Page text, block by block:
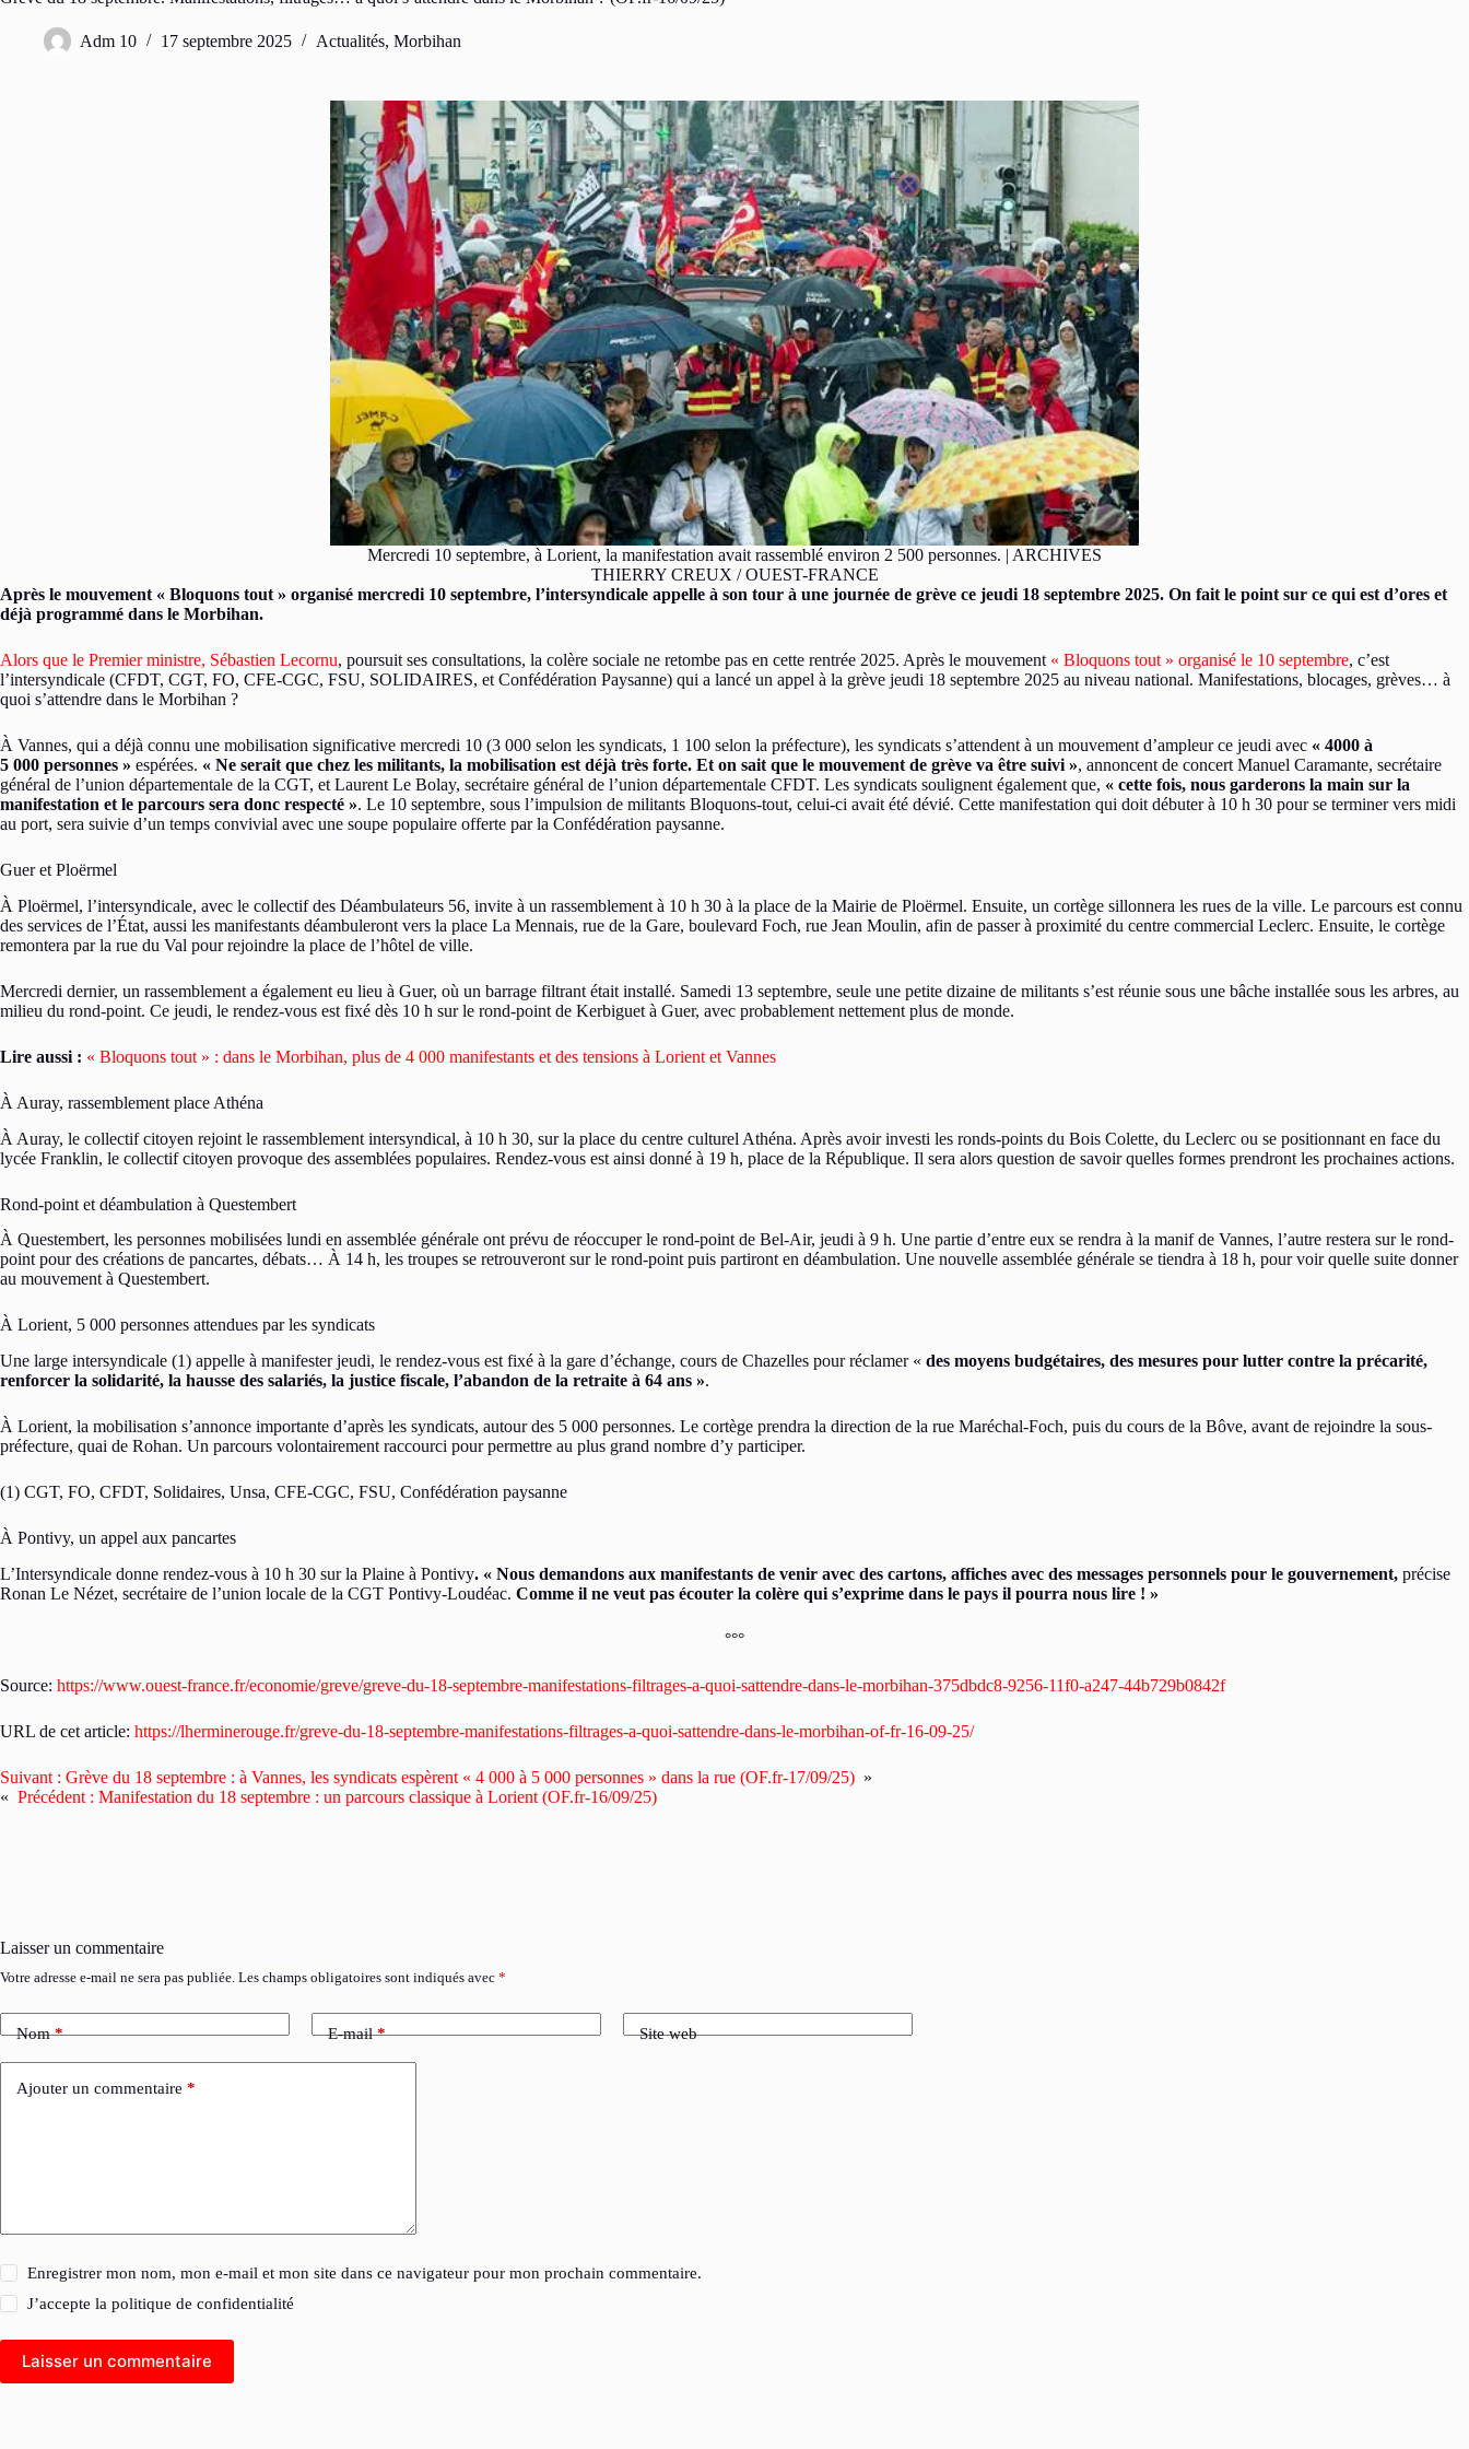
Adm 10 17 septembre 2025 Actualités, Morbihan
Mercredi 10 septembre, à Lorient, la manifestation avait rassemblé environ 2 500 personnes. | ARCHIVES
THIERRY CREUX / OUEST-FRANCE
Après le mouvement « Bloquons tout » organisé mercredi 10 septembre, l’intersyndicale appelle à son tour à une journée de grève ce jeudi 18 septembre 2025. On fait le point sur ce qui est d’ores et
déjà programmé dans le Morbihan.
Alors que le Premier ministre, Sébastien Lecornu, poursuit ses consultations, la colère sociale ne retombe pas en cette rentrée 2025. Après le mouvement « Bloquons tout » organisé le 10 septembre, c’est
l’intersyndicale (CFDT, CGT, FO, CFE-CGC, FSU, SOLIDAIRES, et Confédération Paysanne) qui a lancé un appel à la grève jeudi 18 septembre 2025 au niveau national. Manifestations, blocages, grèves… à
quoi s’attendre dans le Morbihan ?
À Vannes, qui a déjà connu une mobilisation significative mercredi 10 (3 000 selon les syndicats, 1 100 selon la préfecture), les syndicats s’attendent à un mouvement d’ampleur ce jeudi avec « 4000 à
5 000 personnes » espérées. « Ne serait que chez les militants, la mobilisation est déjà très forte. Et on sait que le mouvement de grève va être suivi », annoncent de concert Manuel Caramante, secrétaire
général de l’union départementale de la CGT, et Laurent Le Bolay, secrétaire général de l’union départementale CFDT. Les syndicats soulignent également que, « cette fois, nous garderons la main sur la
manifestation et le parcours sera donc respecté ». Le 10 septembre, sous l’impulsion de militants Bloquons-tout, celui-ci avait été dévié. Cette manifestation qui doit débuter à 10 h 30 pour se terminer vers midi
au port, sera suivie d’un temps convivial avec une soupe populaire offerte par la Confédération paysanne.
Guer et Ploërmel
À Ploërmel, l’intersyndicale, avec le collectif des Déambulateurs 56, invite à un rassemblement à 10 h 30 à la place de la Mairie de Ploërmel. Ensuite, un cortège sillonnera les rues de la ville. Le parcours est connu
des services de l’État, aussi les manifestants déambuleront vers la place La Mennais, rue de la Gare, boulevard Foch, rue Jean Moulin, afin de passer à proximité du centre commercial Leclerc. Ensuite, le cortège
remontera par la rue du Val pour rejoindre la place de l’hôtel de ville.
Mercredi dernier, un rassemblement a également eu lieu à Guer, où un barrage filtrant était installé. Samedi 13 septembre, seule une petite dizaine de militants s’est réunie sous une bâche installée sous les arbres, au
milieu du rond-point. Ce jeudi, le rendez-vous est fixé dès 10 h sur le rond-point de Kerbiguet à Guer, avec probablement nettement plus de monde.
Lire aussi : « Bloquons tout » : dans le Morbihan, plus de 4 000 manifestants et des tensions à Lorient et Vannes
À Auray, rassemblement place Athéna
À Auray, le collectif citoyen rejoint le rassemblement intersyndical, à 10 h 30, sur la place du centre culturel Athéna. Après avoir investi les ronds-points du Bois Colette, du Leclerc ou se positionnant en face du
lycée Franklin, le collectif citoyen provoque des assemblées populaires. Rendez-vous est ainsi donné à 19 h, place de la République. Il sera alors question de savoir quelles formes prendront les prochaines actions.
Rond-point et déambulation à Questembert
À Questembert, les personnes mobilisées lundi en assemblée générale ont prévu de réoccuper le rond-point de Bel-Air, jeudi à 9 h. Une partie d’entre eux se rendra à la manif de Vannes, l’autre restera sur le rond-
point pour des créations de pancartes, débats… À 14 h, les troupes se retrouveront sur le rond-point puis partiront en déambulation. Une nouvelle assemblée générale se tiendra à 18 h, pour voir quelle suite donner
au mouvement à Questembert.
À Lorient, 5 000 personnes attendues par les syndicats
Une large intersyndicale (1) appelle à manifester jeudi, le rendez-vous est fixé à la gare d’échange, cours de Chazelles pour réclamer « des moyens budgétaires, des mesures pour lutter contre la précarité,
renforcer la solidarité, la hausse des salariés, la justice fiscale, l’abandon de la retraite à 64 ans ».
À Lorient, la mobilisation s’annonce importante d’après les syndicats, autour des 5 000 personnes. Le cortège prendra la direction de la rue Maréchal-Foch, puis du cours de la Bôve, avant de rejoindre la sous-
préfecture, quai de Rohan. Un parcours volontairement raccourci pour permettre au plus grand nombre d’y participer.
(1) CGT, FO, CFDT, Solidaires, Unsa, CFE-CGC, FSU, Confédération paysanne
À Pontivy, un appel aux pancartes
L’Intersyndicale donne rendez-vous à 10 h 30 sur la Plaine à Pontivy. « Nous demandons aux manifestants de venir avec des cartons, affiches avec des messages personnels pour le gouvernement, précise
Ronan Le Nézet, secrétaire de l’union locale de la CGT Pontivy-Loudéac. Comme il ne veut pas écouter la colère qui s’exprime dans le pays il pourra nous lire ! »
°°°
Source: https://www.ouest-france.fr/economie/greve/greve-du-18-septembre-manifestations-filtrages-a-quoi-sattendre-dans-le-morbihan-375dbdc8-9256-11f0-a247-44b729b0842f
URL de cet article: https://lherminerouge.fr/greve-du-18-septembre-manifestations-filtrages-a-quoi-sattendre-dans-le-morbihan-of-fr-16-09-25/
Suivant : Grève du 18 septembre : à Vannes, les syndicats espèrent « 4 000 à 5 000 personnes » dans la rue (OF.fr-17/09/25) »
« Précédent : Manifestation du 18 septembre : un parcours classique à Lorient (OF.fr-16/09/25)
Laisser un commentaire
Votre adresse e-mail ne sera pas publiée. Les champs obligatoires sont indiqués avec *
Nom* E-mail* Site web
Ajouter un commentaire *
Enregistrer mon nom, mon e-mail et mon site dans ce navigateur pour mon prochain commentaire.
J’accepte lapolitique de confidentialité
Laisser un commentaire